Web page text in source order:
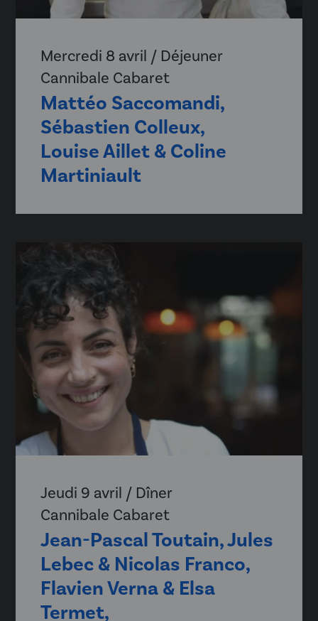
Mercredi 8 avril / Déjeuner
Cannibale Cabaret
Mattéo Saccomandi,
Sébastien Colleux,
Louise Aillet & Coline
Martiniault
Jeudi 9 avril / Dîner
Cannibale Cabaret
Jean-Pascal Toutain, Jules
Lebec & Nicolas Franco,
Flavien Verna & Elsa
Termet,